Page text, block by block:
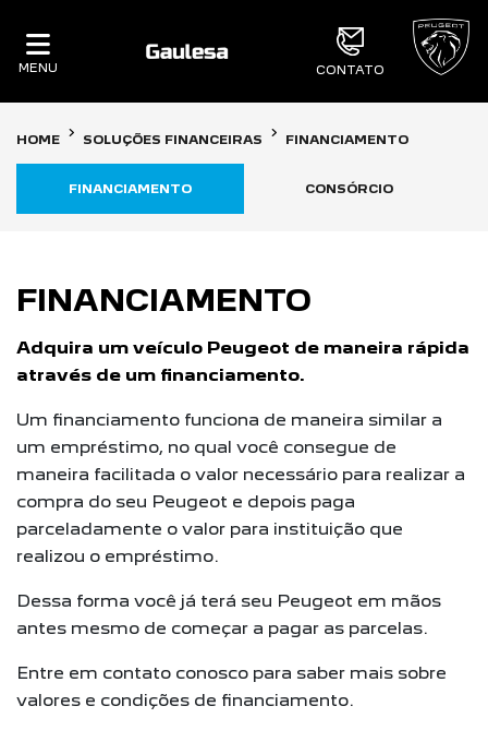
MENU CONTATO
HOME SOLUÇÕES FINANCEIRAS FINANCIAMENTO
CONSÓRCIO
FINANCIAMENTO
FINANCIAMENTO
Adquira um veículo Peugeot de maneira rápida
através de um financiamento.
Um financiamento funciona de maneira similar a
um empréstimo, no qual você consegue de
maneira facilitada o valor necessário para realizar a
compra do seu Peugeot e depois paga
parceladamente o valor para instituição que
realizou o empréstimo.
Dessa forma você já terá seu Peugeot em mãos
antes mesmo de começar a pagar as parcelas.
Entre em contato conosco para saber mais sobre
valores e condições de financiamento.